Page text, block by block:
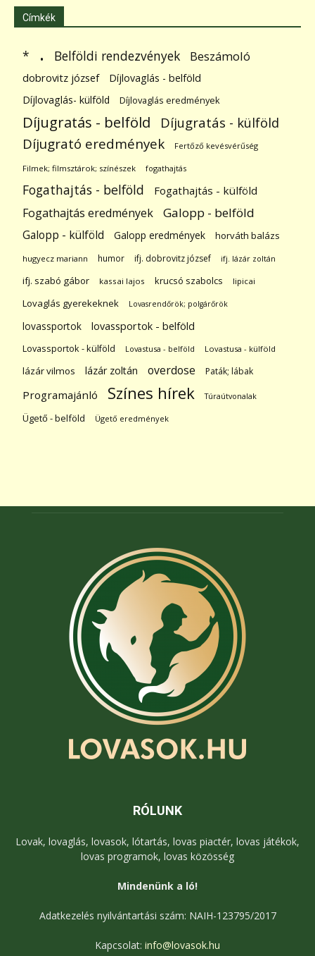
Címkék
* . Belföldi rendezvények Beszámoló
dobrovitz józsef
Díjlovaglás - belföld
Díjlovaglás- külföld
Díjlovaglás eredmények
Díjugratás - belföld Díjugratás - külföld
Díjugrató eredmények Fertőző kevésvérűség
Filmek; filmsztárok; színészek fogathajtás
Fogathajtás - belföld Fogathajtás - külföld
Fogathajtás eredmények Galopp - belföld
Galopp - külföld Galopp eredmények horváth balázs
hugyecz mariann humor ifj. dobrovitz józsef ifj. lázár zoltán
ifj. szabó gábor kassai lajos krucsó szabolcs lipicai
Lovaglás gyerekeknek Lovasrendőrök; polgárőrök
lovassportok lovassportok - belföld
Lovassportok - külföld Lovastusa - belföld Lovastusa - külföld
lázár vilmos lázár zoltán overdose Paták; lábak
Programajánló Színes hírek Túraútvonalak
Ügető - belföld Ügető eredmények
RÓLUNK
Lovak, lovaglás, lovasok, lótartás, lovas piactér, lovas játékok,
lovas programok, lovas közösség
Mindenünk a ló!
Adatkezelés nyilvántartási szám: NAIH-123795/2017
Kapcsolat: info@lovasok.hu